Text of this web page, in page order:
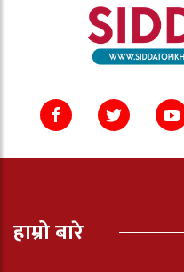
हाम्रो बारे